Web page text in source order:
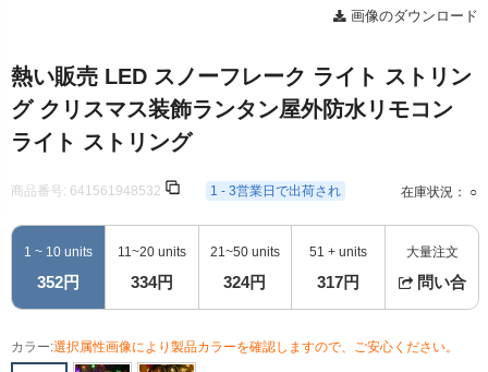
画像のダウンロード
熱い販売 LED スノーフレーク ライト ストリン
グ クリスマス装飾ランタン屋外防水リモコン
ライト ストリング
商品番号: 641561948532 1 - 3営業日で出荷され 在庫状況： ○
1 ~ 10 units
352円
11~20 units
334円
21~50 units
324円
51 + units
317円
大量注文
問い合
カラー:選択属性画像により製品カラーを確認しますので、ご安心ください。